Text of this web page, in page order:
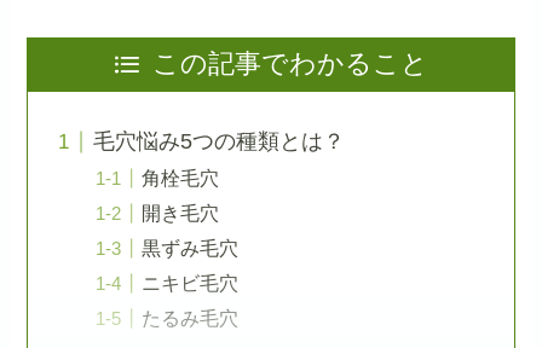
この記事でわかること
毛穴悩み5つの種類とは？
角栓毛穴
開き毛穴
黒ずみ毛穴
ニキビ毛穴
たるみ毛穴